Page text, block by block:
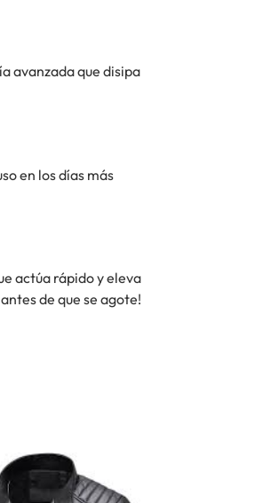
avanzada que disipa
en los días más
actúa rápido y eleva
de que se agote!